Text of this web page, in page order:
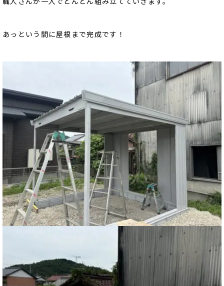
あっという間に屋根まで完成です！